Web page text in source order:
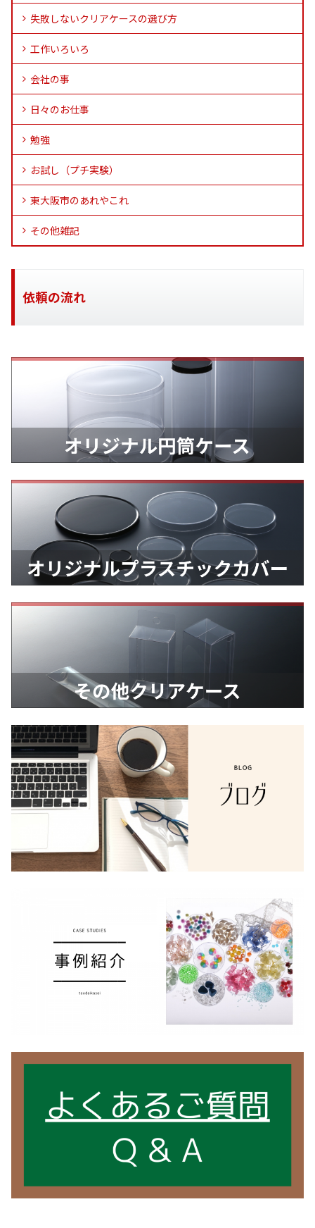
失敗しないクリアケースの選び方
工作いろいろ
会社の事
日々のお仕事
勉強
お試し（プチ実験）
東大阪市のあれやこれ
その他雑記
依頼の流れ